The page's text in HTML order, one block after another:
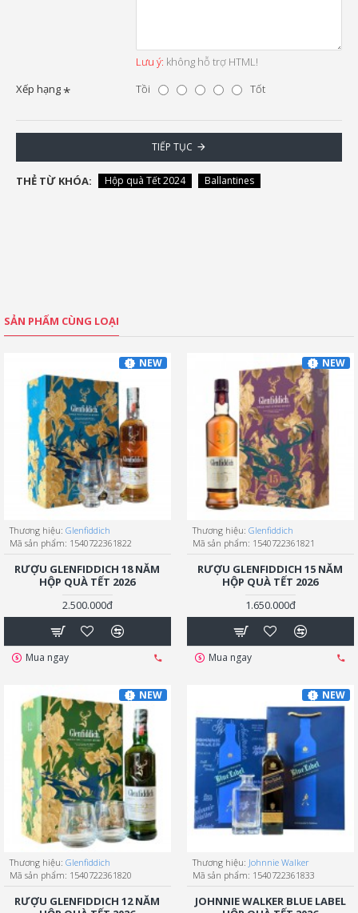
Lưu ý: không hỗ trợ HTML!
Xếp hạng
Tồi Tốt
TIẾP TỤC
THẺ TỪ KHÓA: Hộp quà Tết 2024 Ballantines
SẢN PHẨM CÙNG LOẠI
NEW
Thương hiệu: Glenfiddich
Mã sản phẩm: 1540722361822
RƯỢU GLENFIDDICH 18 NĂM
HỘP QUÀ TẾT 2026
2.500.000đ
Mua ngay
NEW
Thương hiệu: Glenfiddich
Mã sản phẩm: 1540722361821
RƯỢU GLENFIDDICH 15 NĂM
HỘP QUÀ TẾT 2026
1.650.000đ
Mua ngay
NEW
Thương hiệu: Glenfiddich
Mã sản phẩm: 1540722361820
RƯỢU GLENFIDDICH 12 NĂM
NEW
Thương hiệu: Johnnie Walker
Mã sản phẩm: 1540722361833
JOHNNIE WALKER BLUE LABEL